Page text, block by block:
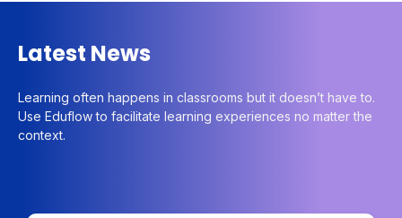
Latest News
Learning often happens in classrooms but it doesn’t have to.
Use Eduflow to facilitate learning experiences no matter the
context.